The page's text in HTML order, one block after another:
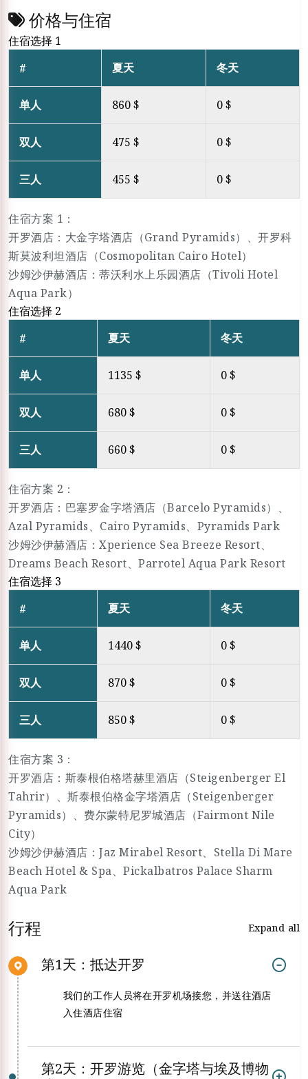
价格与住宿
住宿选择 1
#
夏天 冬天
单人 860 $ 0 $
双人 475 $ 0 $
三人 455 $ 0 $
住宿方案 1：
开罗酒店：大金字塔酒店（Grand Pyramids）、开罗科
斯莫波利坦酒店（Cosmopolitan Cairo Hotel）
沙姆沙伊赫酒店：蒂沃利水上乐园酒店（Tivoli Hotel
Aqua Park）
住宿选择 2
#
夏天 冬天
单人 1135 $ 0 $
双人 680 $ 0 $
三人 660 $ 0 $
住宿方案 2：
开罗酒店：巴塞罗金字塔酒店（Barcelo Pyramids）、
Azal Pyramids、Cairo Pyramids、Pyramids Park
沙姆沙伊赫酒店：Xperience Sea Breeze Resort、
Dreams Beach Resort、Parrotel Aqua Park Resort
住宿选择 3
#
夏天 冬天
单人 1440 $ 0 $
双人 870 $ 0 $
三人 850 $ 0 $
住宿方案 3：
开罗酒店：斯泰根伯格塔赫里酒店（Steigenberger El
Tahrir）、斯泰根伯格金字塔酒店（Steigenberger
Pyramids）、费尔蒙特尼罗城酒店（Fairmont Nile
City）
沙姆沙伊赫酒店：Jaz Mirabel Resort、Stella Di Mare
Beach Hotel & Spa、Pickalbatros Palace Sharm
Aqua Park
行程 Expand all
第1天：抵达开罗
我们的工作人员将在开罗机场接您，并送往酒店
入住酒店住宿
第2天：开罗游览（金字塔与埃及博物